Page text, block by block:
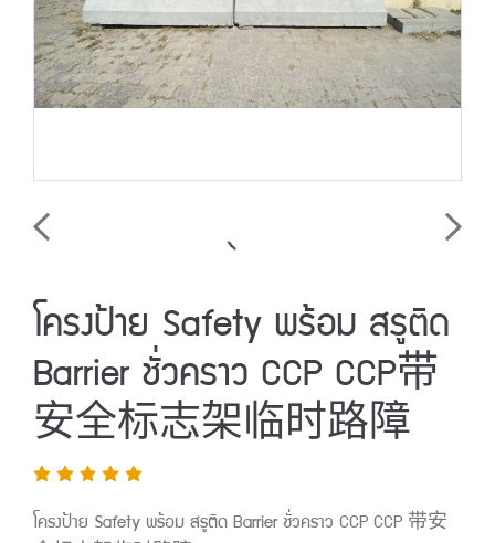
โครงป้าย Safety พร้อม สรูติด
Barrier ชั่วคราว CCP CCP带
安全标志架临时路障
โครงป้าย Safety พร้อม สรูติด Barrier ชั่วคราว CCP CCP 带安